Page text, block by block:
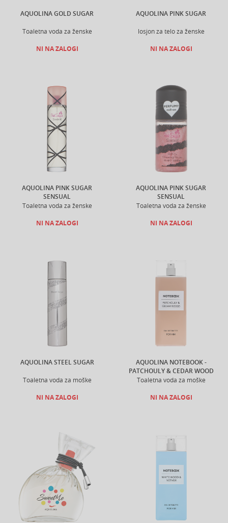
AQUOLINA GOLD SUGAR
Toaletna voda za ženske
NI NA ZALOGI
AQUOLINA PINK SUGAR
losjon za telo za ženske
NI NA ZALOGI
AQUOLINA PINK SUGAR
SENSUAL
Toaletna voda za ženske
NI NA ZALOGI
AQUOLINA PINK SUGAR
SENSUAL
Toaletna voda za ženske
NI NA ZALOGI
AQUOLINA STEEL SUGAR
Toaletna voda za moške
NI NA ZALOGI
AQUOLINA NOTEBOOK -
PATCHOULY & CEDAR WOOD
Toaletna voda za moške
NI NA ZALOGI